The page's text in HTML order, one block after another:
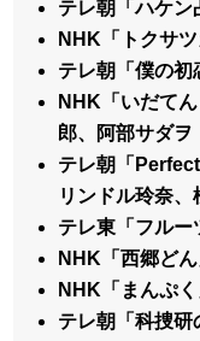
テレ朝「ハケン
NHK「トクサ
テレ朝「僕の初
NHK「いだて
郎、阿部サダヲ
テレ朝「
リンドル玲奈、
テレ東「フルー
NHK「西郷ど
NHK「まんぷ
テレ朝「科捜